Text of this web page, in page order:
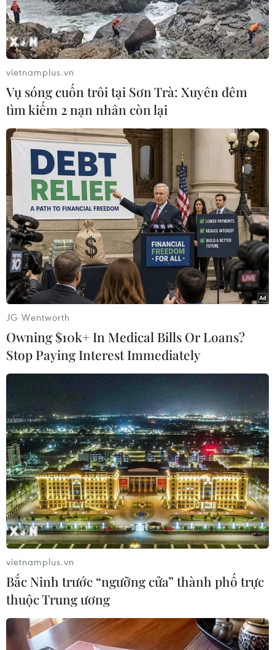
Nhưng bên cạnh sự lo âu ấy là tình yêu thương vô bờ bến và cả
niềm tin dành cho con trước ngưỡng cửa cuộc đời. (Ảnh: Hoài
Nam/Vietnam+)
Anh Đinh Danh Lâm (46 tuổi, sống tại Định Công) ân cần chăm
sóc con trai Đinh Thanh Sơn trong kỳ thi Trung học phổ thông với
niềm tin và hy vọng dành cho con như cách anh đã làm 18 năm
qua. (Ảnh: Hoài Nam/Vietnam+)
vietnamplus.vn
Vụ sóng cuốn trôi tại Sơn Trà: Xuyên đêm
tìm kiếm 2 nạn nhân còn lại
JG Wentworth
Owning $10k+ In Medical Bills Or Loans?
Stop Paying Interest Immediately
vietnamplus.vn
Bắc Ninh trước “ngưỡng cửa” thành phố trực
thuộc Trung ương